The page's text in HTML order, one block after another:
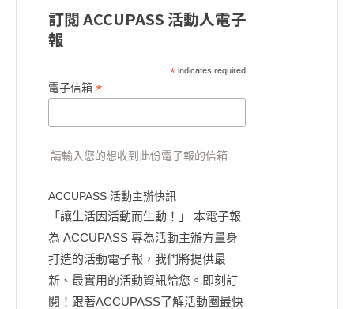
訂閱 ACCUPASS 活動人電子
報
*indicates required
電子信箱 *
請輸入您的想收到此份電子報的信箱
ACCUPASS 活動主辦快訊
「讓生活因活動而生動！」 本電子報
為 ACCUPASS 專為活動主辦方量身
打造的活動電子報，我們將提供最
新、最實用的活動資訊給您。即刻訂
閱！跟著ACCUPASS了解活動圈最快